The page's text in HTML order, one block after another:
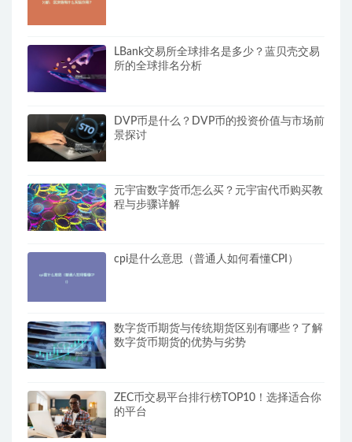
LBank交易所全球排名是多少？蓝贝壳交易
所的全球排名分析
DVP币是什么？DVP币的投资价值与市场前
景探讨
元宇宙数字货币怎么买？元宇宙代币购买教
程与步骤详解
cpi是什么意思（普通人如何看懂CPI）
数字货币期货与传统期货区别有哪些？了解
数字货币期货的优势与劣势
ZEC币交易平台排行榜TOP10！选择适合你
的平台